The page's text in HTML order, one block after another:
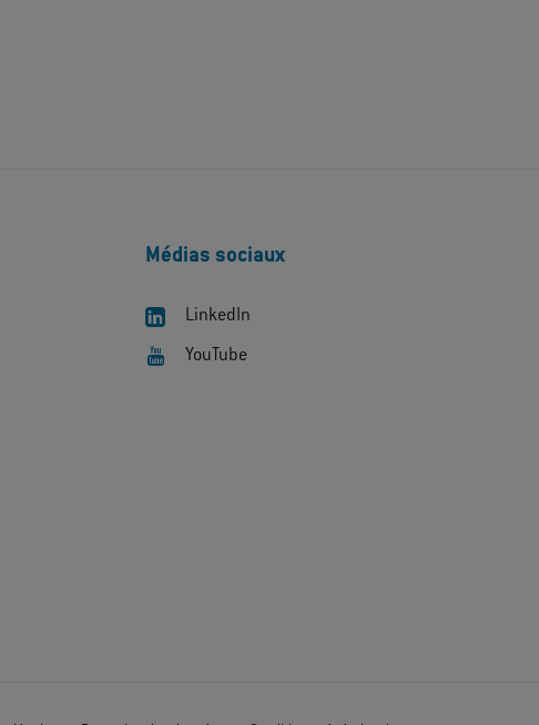
Médias sociaux
LinkedIn
YouTube